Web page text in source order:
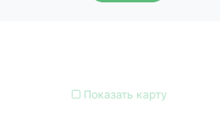
Показать карту